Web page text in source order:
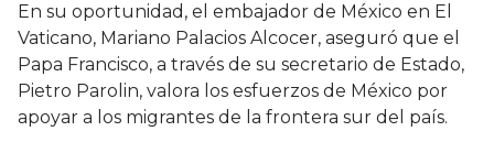
En su oportunidad, el embajador de México en El
Vaticano, Mariano Palacios Alcocer, aseguró que el
Papa Francisco, a través de su secretario de Estado,
Pietro Parolin, valora los esfuerzos de México por
apoyar a los migrantes de la frontera sur del país.